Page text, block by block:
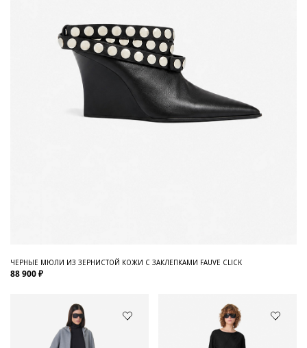
ЧЕРНЫЕ МЮЛИ ИЗ ЗЕРНИСТОЙ КОЖИ С ЗАКЛЕПКАМИ FAUVE CLICK
88 900 ₽